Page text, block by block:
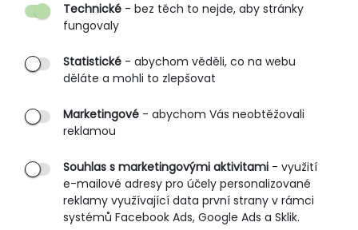
Technické - bez těch to nejde, aby stránky
fungovaly
Statistické - abychom věděli, co na webu
děláte a mohli to zlepšovat
Marketingové - abychom Vás neobtěžovali
reklamou
Souhlas s marketingovými aktivitami - využití
e-mailové adresy pro účely personalizované
reklamy využívající data první strany v rámci
systémů Facebook Ads, Google Ads a Sklik.
O nás
Partnerské prodejny
B2B vstup
PRŮVODCE NAKUPOVÁNÍM
Obchodní podmínky
Rozměrové tabulky
Způsoby doručení
Ochrana osobních údajů